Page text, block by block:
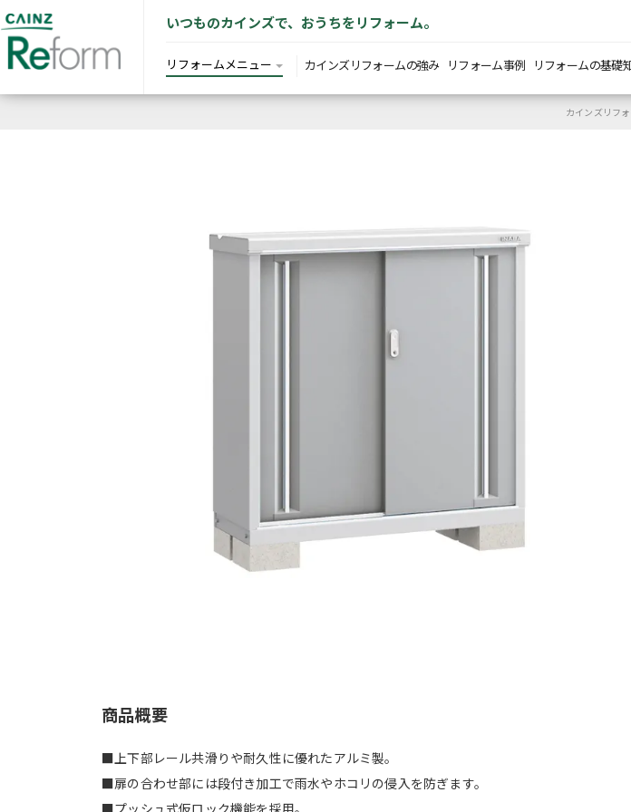
いつものカインズで、おうちをリフォーム。
リフォームメニュー カインズリフォームの強み リフォーム事例 リフォームの基礎
カインズリフ
商品概要
■上下部レール共滑りや耐久性に優れたアルミ製。
■扉の合わせ部には段付き加工で雨水やホコリの侵入を防ぎます。
■プッシュ式仮ロック機能を採用。